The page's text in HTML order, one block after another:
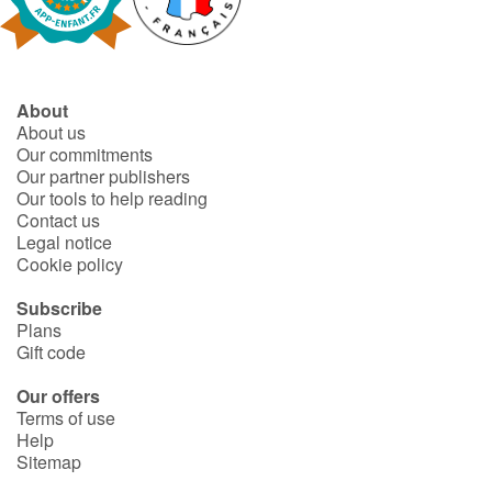
Fable, myth, literature and poetry
Ogres, monsters and witches
Heroines and Heroes
Ecology, nature, seasons
The animals
Travel, epic, investigation, adventure
Around the world
Learning
About
About us
Our commitments
Our partner publishers
Our tools to help reading
Contact us
Legal notice
Cookie policy
Subscribe
Plans
Gift code
Our offers
Terms of use
Help
Sitemap